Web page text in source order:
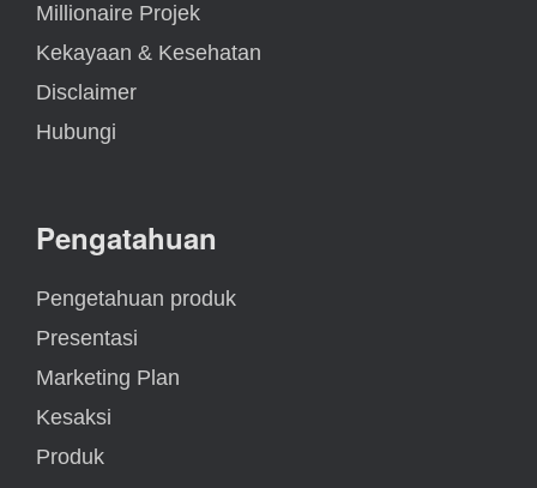
Millionaire Projek
Kekayaan & Kesehatan
Disclaimer
Hubungi
Pengatahuan
Pengetahuan produk
Presentasi
Marketing Plan
Kesaksi
Produk